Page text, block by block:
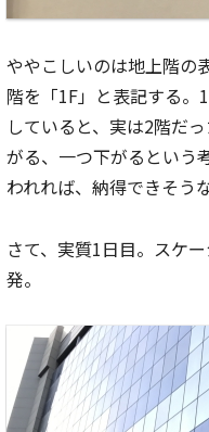
ややこしいのは地上階の
階を「1F」と表記する。
していると、実は2階だ
がる、一つ下がるという
われれば、納得できそう
さて、実質1日目。スケ
発。